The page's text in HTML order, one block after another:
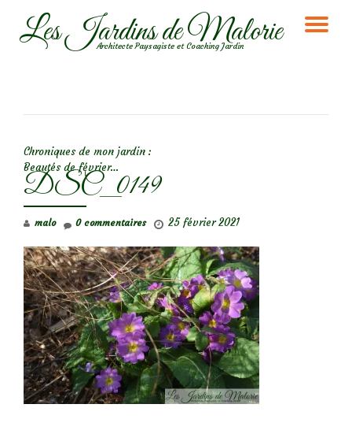
AllerLes Jardins de Malorie
Architecte Paysagiste et Coaching Jardin
Chroniques de mon jardin :
Beautés de février…
DSC_0149
malo 25 février 2021
0 commentaires